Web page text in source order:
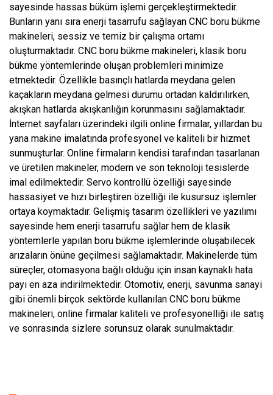
sayesinde hassas büküm işlemi gerçekleştirmektedir.
Bunların yanı sıra enerji tasarrufu sağlayan CNC boru bükme
makineleri, sessiz ve temiz bir çalışma ortamı
oluşturmaktadır. CNC boru bükme makineleri, klasik boru
bükme yöntemlerinde oluşan problemleri minimize
etmektedir. Özellikle basınçlı hatlarda meydana gelen
kaçakların meydana gelmesi durumu ortadan kaldırılırken,
akışkan hatlarda akışkanlığın korunmasını sağlamaktadır.
İnternet sayfaları üzerindeki ilgili online firmalar, yıllardan bu
yana makine imalatında profesyonel ve kaliteli bir hizmet
sunmuşturlar. Online firmaların kendisi tarafından tasarlanan
ve üretilen makineler, modern ve son teknoloji tesislerde
imal edilmektedir. Servo kontrollü özelliği sayesinde
hassasiyet ve hızı birleştiren özelliği ile kusursuz işlemler
ortaya koymaktadır. Gelişmiş tasarım özellikleri ve yazılımı
sayesinde hem enerji tasarrufu sağlar hem de klasik
yöntemlerle yapılan boru bükme işlemlerinde oluşabilecek
arızaların önüne geçilmesi sağlamaktadır. Makinelerde tüm
süreçler, otomasyona bağlı olduğu için insan kaynaklı hata
payı en aza indirilmektedir. Otomotiv, enerji, savunma sanayi
gibi önemli birçok sektörde kullanılan CNC boru bükme
makineleri, online firmalar kaliteli ve profesyonelliği ile satış
ve sonrasında sizlere sorunsuz olarak sunulmaktadır.